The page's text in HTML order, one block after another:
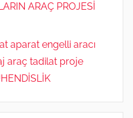
ARAÇ PROJESİ
aparat engelli aracı
araç tadilat proje